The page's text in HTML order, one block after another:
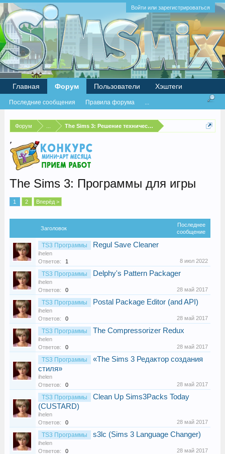
Войти или зарегистрироваться
Форум The Sims 3: Решение технических проблем
The Sims 3: Программы для игры
1 2 Вперёд >
Заголовок
Последнее
сообщение
TS3 Программы Regul Save Cleaner
ihelen
Ответов:
1 8 июл 2022
TS3 Программы Delphy's Pattern Packager
ihelen
Ответов:
0 28 май 2017
TS3 Программы Postal Package Editor (and API)
ihelen
Ответов:
0 28 май 2017
TS3 Программы The Compressorizer Redux
ihelen
Ответов:
0 28 май 2017
TS3 Программы
«The Sims 3 Редактор создания
стиля»
ihelen
Ответов:
0 28 май 2017
TS3 Программы
Clean Up Sims3Packs Today
(CUSTARD)
ihelen
Ответов:
0 28 май 2017
TS3 Программы s3lc (Sims 3 Language Changer)
ihelen
Ответов:
0 28 май 2017
Главная Форум
Последние сообщения Правила форума ...
Пользователи Хэштеги